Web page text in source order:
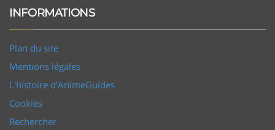
INFORMATIONS
Plan du site
Mentions légales
L'histoire d'AnimeGuides
Cookies
Rechercher